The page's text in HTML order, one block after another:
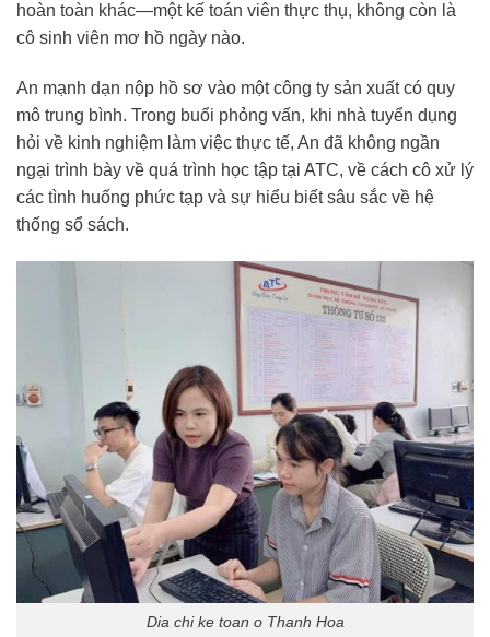
hoàn toàn khác—một kế toán viên thực thụ, không còn là
cô sinh viên mơ hồ ngày nào.
An mạnh dạn nộp hồ sơ vào một công ty sản xuất có quy
mô trung bình. Trong buổi phỏng vấn, khi nhà tuyển dụng
hỏi về kinh nghiệm làm việc thực tế, An đã không ngần
ngại trình bày về quá trình học tập tại ATC, về cách cô xử lý
các tình huống phức tạp và sự hiểu biết sâu sắc về hệ
thống sổ sách.
Dia chi ke toan o Thanh Hoa